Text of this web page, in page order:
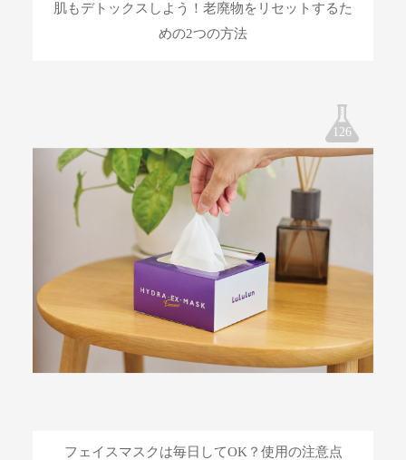
肌もデトックスしよう！老廃物をリセットするた
めの2つの方法
126
フェイスマスクは毎日してOK？使用の注意点